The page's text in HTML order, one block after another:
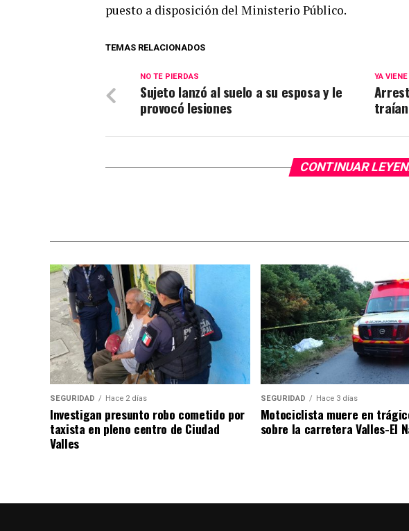
puesto a disposición del Ministerio Público.
TEMAS RELACIONADOS
YA VIENE
NO TE PIERDAS
Sujeto lanzó al suelo a su esposa y le
provocó lesiones
CONTINUAR
SEGURIDAD Hace 2 días
Investigan presunto robo cometido por
taxista en pleno centro de Ciudad
Valles
SEGURIDAD Hace 3 días
Motociclista muere en
sobre la carretera Valles-El